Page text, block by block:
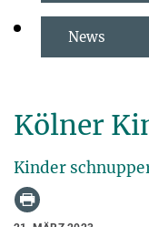
News
Kölner
Kinder